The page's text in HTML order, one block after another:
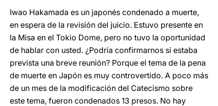
Iwao Hakamada es un japonés condenado a muerte,
en espera de la revisión del juicio. Estuvo presente en
la Misa en el Tokio Dome, pero no tuvo la oportunidad
de hablar con usted. ¿Podría confirmarnos si estaba
prevista una breve reunión? Porque el tema de la pena
de muerte en Japón es muy controvertido. A poco más
de un mes de la modificación del Catecismo sobre
este tema, fueron condenados 13 presos. No hay